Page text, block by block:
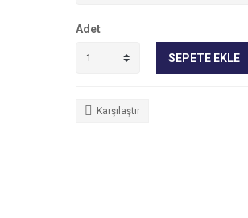
Adet
SEPETE EKLE
Karşılaştır